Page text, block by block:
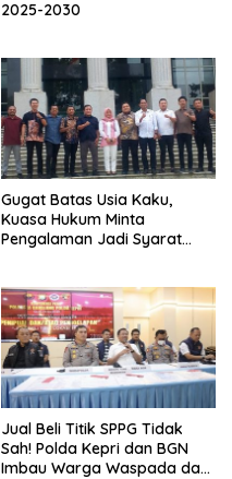
2025-2030
Gugat Batas Usia Kaku,
Kuasa Hukum Minta
Pengalaman Jadi Syarat
Jual Beli Titik SPPG Tidak
Sah! Polda Kepri dan BGN
Imbau Warga Waspada dan